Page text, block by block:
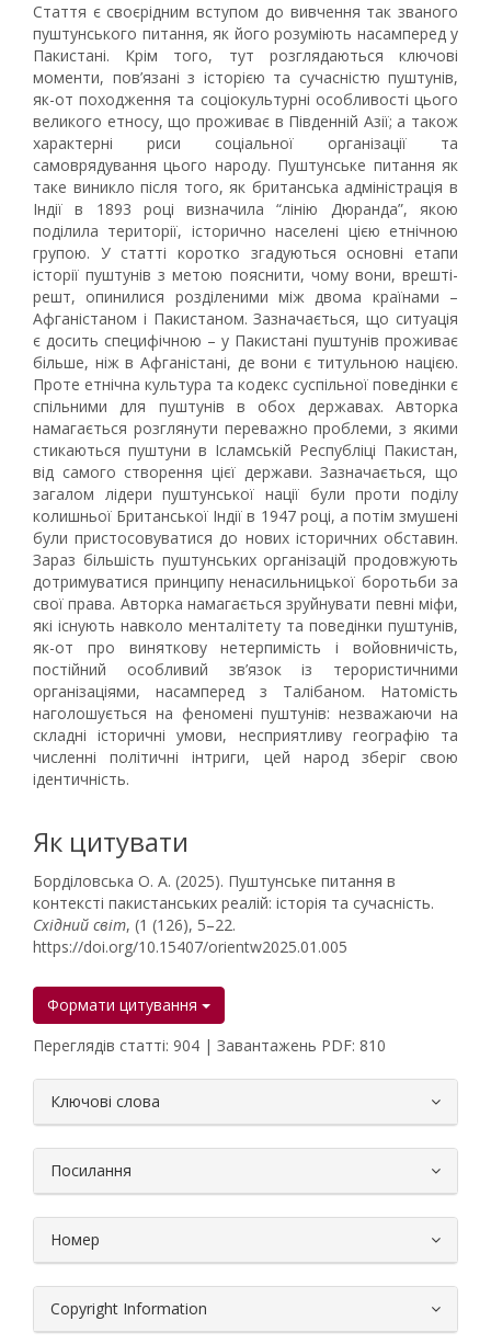
Стаття є своєрідним вступом до вивчення так званого
пуштунського питання, як його розуміють насамперед у
Пакистані. Крім того, тут розглядаються ключові
моменти, пов’язані з історією та сучасністю пуштунів,
як-от походження та соціокультурні особливості цього
великого етносу, що проживає в Південній Азії; а також
характерні риси соціальної організації та
самоврядування цього народу. Пуштунське питання як
таке виникло після того, як британська адміністрація в
Індії в 1893 році визначила “лінію Дюранда”, якою
поділила території, історично населені цією етнічною
групою. У статті коротко згадуються основні етапи
історії пуштунів з метою пояснити, чому вони, врешті-
решт, опинилися розділеними між двома країнами –
Афганістаном і Пакистаном. Зазначається, що ситуація
є досить специфічною – у Пакистані пуштунів проживає
більше, ніж в Афганістані, де вони є титульною нацією.
Проте етнічна культура та кодекс суспільної поведінки є
спільними для пуштунів в обох державах. Авторка
намагається розглянути переважно проблеми, з якими
стикаються пуштуни в Ісламській Республіці Пакистан,
від самого створення цієї держави. Зазначається, що
загалом лідери пуштунської нації були проти поділу
колишньої Британської Індії в 1947 році, а потім змушені
були пристосовуватися до нових історичних обставин.
Зараз більшість пуштунських організацій продовжують
дотримуватися принципу ненасильницької боротьби за
свої права. Авторка намагається зруйнувати певні міфи,
які існують навколо менталітету та поведінки пуштунів,
як-от про виняткову нетерпимість і войовничість,
постійний особливий зв’язок із терористичними
організаціями, насамперед з Талібаном. Натомість
наголошується на феномені пуштунів: незважаючи на
складні історичні умови, несприятливу географію та
численні політичні інтриги, цей народ зберіг свою
ідентичність.
Як цитувати
Борділовська O. А. (2025). Пуштунське питання в
контексті пакистанських реалій: історія та сучасність.
Східний світ, (1 (126), 5–22.
https://doi.org/10.15407/orientw2025.01.005
Формати цитування
Переглядів статті: 904 | Завантажень PDF: 810
Ключові слова
Посилання
Номер
Copyright Information